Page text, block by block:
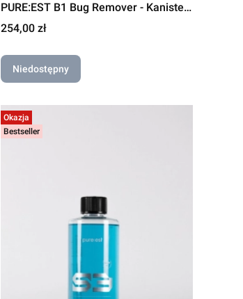
PURE:EST B1 Bug Remover - Kanister
5L
Cena
254,00 zł
Niedostępny
Okazja
Bestseller